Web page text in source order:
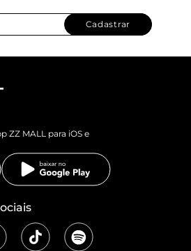
Cadastrar
ZZ MALL para iOS e